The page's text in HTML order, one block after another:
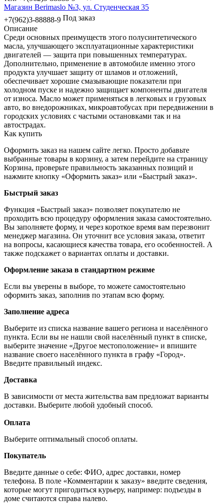
Магазин Berimaslo №3, ул. Студенческая 35
+7(962)3-88888-9 Под заказ
Описание
Среди основных преимуществ этого полусинтетического
масла, улучшающего эксплуатационные характеристики
двигателей — защита при повышенных температурах.
Дополнительно, применение в автомобиле именно этого
продукта улучшает защиту от шламов и отложений,
обеспечивает хорошие смазывающие показатели при
холодном пуске и надежно защищает компоненты двигателя
от износа. Масло может применяться в легковых и грузовых
авто, во внедорожниках, микроавтобусах при передвижении в
городских условиях с частыми остановками так и на
автострадах.
Как купить
Оформить заказ на нашем сайте легко. Просто добавьте
выбранные товары в корзину, а затем перейдите на страницу
Корзина, проверьте правильность заказанных позиций и
нажмите кнопку «Оформить заказ» или «Быстрый заказ».
Быстрый заказ
Функция «Быстрый заказ» позволяет покупателю не
проходить всю процедуру оформления заказа самостоятельно.
Вы заполняете форму, и через короткое время вам перезвонит
менеджер магазина. Он уточнит все условия заказа, ответит
на вопросы, касающиеся качества товара, его особенностей. А
также подскажет о вариантах оплаты и доставки.
Оформление заказа в стандартном режиме
Если вы уверены в выборе, то можете самостоятельно
оформить заказ, заполнив по этапам всю форму.
Заполнение адреса
Выберите из списка название вашего региона и населённого
пункта. Если вы не нашли свой населённый пункт в списке,
выберите значение «Другое местоположение» и впишите
название своего населённого пункта в графу «Город».
Введите правильный индекс.
Доставка
В зависимости от места жительства вам предложат варианты
доставки. Выберите любой удобный способ.
Оплата
Выберите оптимальный способ оплаты.
Покупатель
Введите данные о себе: ФИО, адрес доставки, номер
телефона. В поле «Комментарии к заказу» введите сведения,
которые могут пригодиться курьеру, например: подъезды в
доме считаются справа налево.